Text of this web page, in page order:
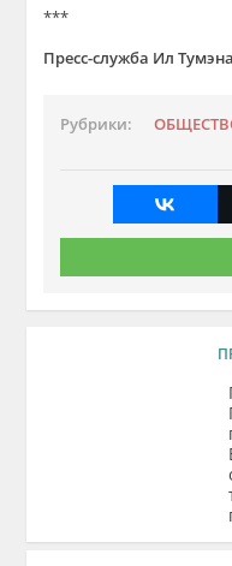
***
Пресс-служба Ил Тумэна
Рубрики: